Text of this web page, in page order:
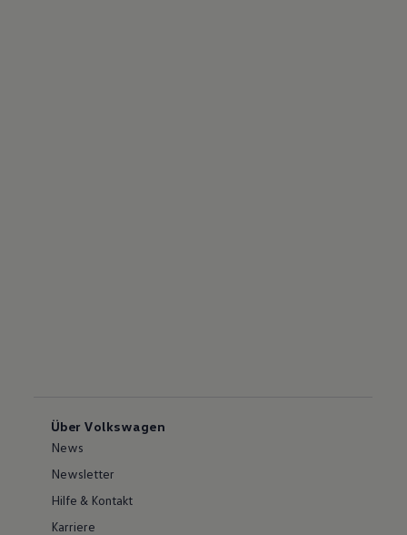
Über Volkswagen
News
Newsletter
Hilfe & Kontakt
Karriere